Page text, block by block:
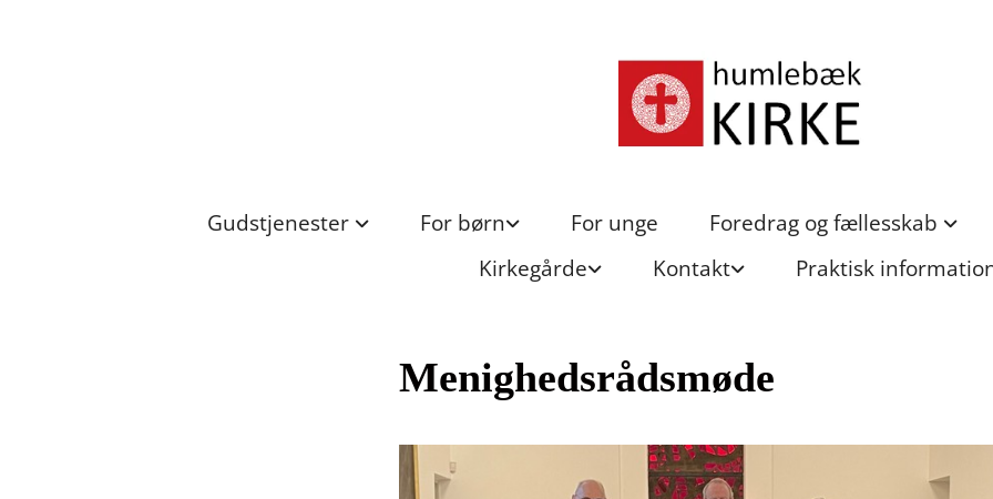
Gudstjenester For børn For unge
Foredrag og fællesskab
Kirkegårde
Kontakt Praktisk
Menighedsrådsmøde